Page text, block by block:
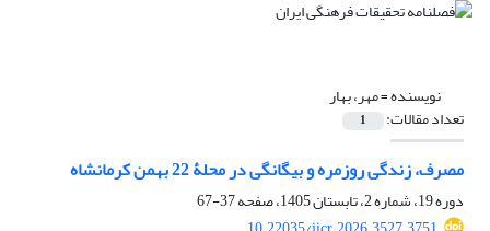
نویسنده =مهر، بهار
تعداد مقالات: 1
مصرف، زندگی روزمره و بیگانگی در محلۀ 22 بهمن کرمانشاه
دوره 19، شماره 2، تابستان 1405، صفحه
37-67